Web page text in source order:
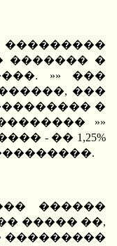
���������
������� �
»» ���
���
�
»»
- �� 1,25%
������
����� ��,
���������